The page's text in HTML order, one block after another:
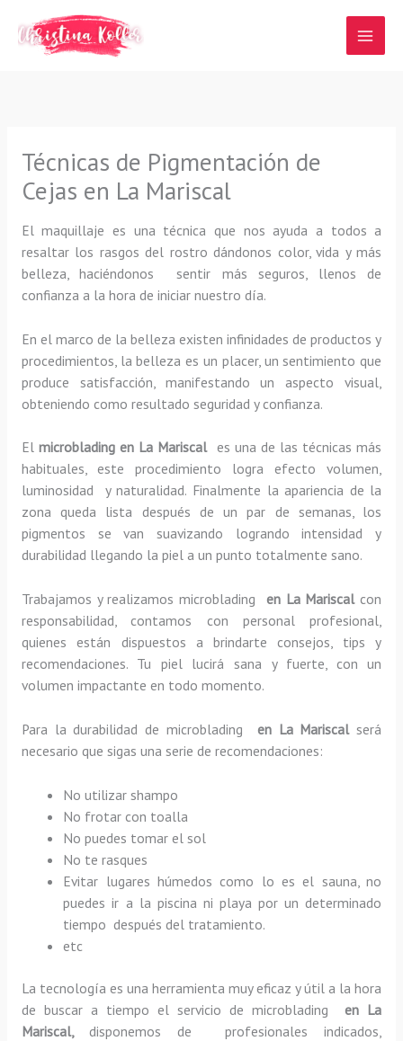
contenido
Técnicas de Pigmentación de
Cejas en La Mariscal
El maquillaje es una técnica que nos ayuda a todos a
resaltar los rasgos del rostro dándonos color, vida y más
belleza, haciéndonos sentir más seguros, llenos de
confianza a la hora de iniciar nuestro día.
En el marco de la belleza existen infinidades de productos y
procedimientos, la belleza es un placer, un sentimiento que
produce satisfacción, manifestando un aspecto visual,
obteniendo como resultado seguridad y confianza.
El microblading en La Mariscal es una de las técnicas más
habituales, este procedimiento logra efecto volumen,
luminosidad y naturalidad. Finalmente la apariencia de la
zona queda lista después de un par de semanas, los
pigmentos se van suavizando logrando intensidad y
durabilidad llegando la piel a un punto totalmente sano.
Trabajamos y realizamos microblading en La Mariscal con
responsabilidad, contamos con personal profesional,
quienes están dispuestos a brindarte consejos, tips y
recomendaciones. Tu piel lucirá sana y fuerte, con un
volumen impactante en todo momento.
Para la durabilidad de microblading en La Mariscal será
necesario que sigas una serie de recomendaciones:
No utilizar shampo
No frotar con toalla
No puedes tomar el sol
No te rasques
Evitar lugares húmedos como lo es el sauna, no
puedes ir a la piscina ni playa por un determinado
tiempo después del tratamiento.
etc
La tecnología es una herramienta muy eficaz y útil a la hora
de buscar a tiempo el servicio de microblading en La
Mariscal,disponemos de profesionales indicados,